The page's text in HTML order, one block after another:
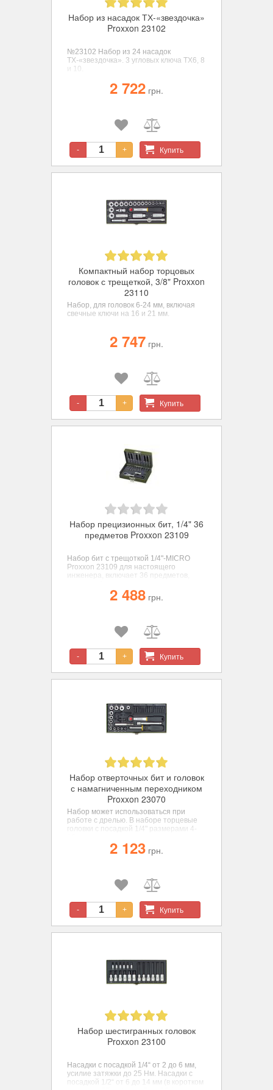
Набор из насадок ТХ-«звездочка»
Proxxon 23102
№23102 Набор из 24 насадок
ТХ-«звездочка». 3 угловых ключа ТХ6, 8
и 10.
2 722 грн.
- + Купить
Компактный набор торцовых
головок с трещеткой, 3/8" Proxxon
23110
Набор, для головок 6-24 мм, включая
свечные ключи на 16 и 21 мм.
2 747 грн.
- + Купить
Набор прецизионных бит, 1/4" 36
предметов Proxxon 23109
Набор бит с трещоткой 1/4"-MICRO
Proxxon 23109 для настоящего
инженера, включает 36 предметов,
Биты изготовлены из
специальной закаленной стали,
2 488 грн.
- + Купить
Набор отверточных бит и головок
с намагниченным переходником
Proxxon 23070
Набор может использоваться при
работе с дрелью. В наборе торцевые
головки с посадкой 1/4" размерами 4-
2 123 грн.
- + Купить
Набор шестигранных головок
Proxxon 23100
Насадки с посадкой 1/4“ от 2 до 6 мм,
усилие затяжки до 25 Нм. Насадки с
посадкой 1/2“ от 6 до 14 мм (в коротком